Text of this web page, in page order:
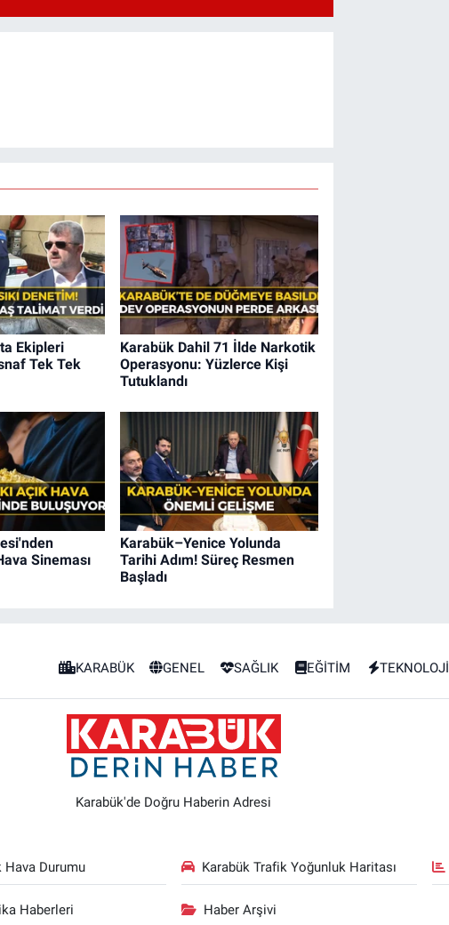
Ekipleri
Tek Tek
Karabük Dahil 71 İlde Narkotik
Operasyonu: Yüzlerce Kişi
Tutuklandı
Sineması
Karabük–Yenice Yolunda
Tarihi Adım! Süreç Resmen
Başladı
KARABÜK GENEL SAĞLIK EĞİTİM TEKNOLOJİ
Karabük'de Doğru Haberin Adresi
Hava Durumu Karabük Trafik Yoğunluk Haritası
Haberleri Haber Arşivi